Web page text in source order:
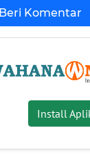
Beri Komentar
Install